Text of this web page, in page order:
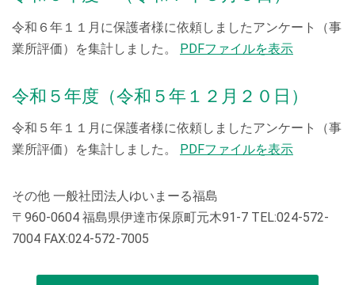
令和６年１１月に保護者様に依頼しましたアンケート（事
業所評価）を集計しました。 PDFファイルを表示
令和５年度（令和５年１２月２０日）
令和５年１１月に保護者様に依頼しましたアンケート（事
業所評価）を集計しました。
PDFファイルを表示
その他 一般社団法人ゆいまーる福島
〒960-0604 福島県伊達市保原町元木91-7 TEL:024-572-
7004 FAX:024-572-7005